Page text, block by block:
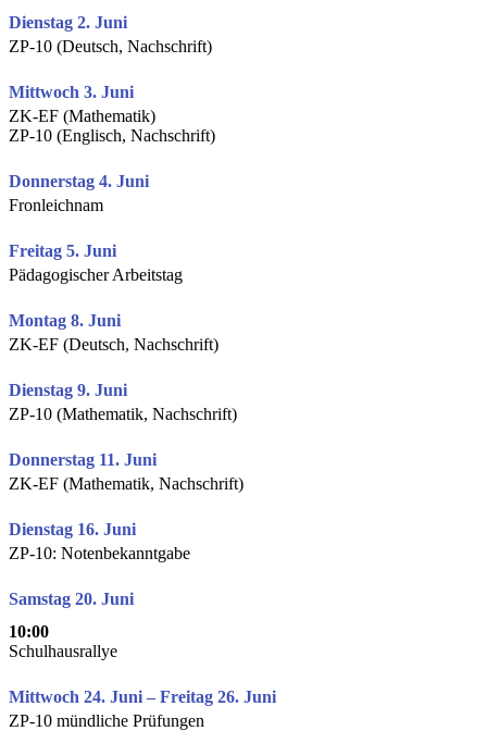
Dienstag 2. Juni
ZP-10 (Deutsch, Nachschrift)
Mittwoch 3. Juni
ZK-EF (Mathematik)
ZP-10 (Englisch, Nachschrift)
Donnerstag 4. Juni
Fronleichnam
Freitag 5. Juni
Pädagogischer Arbeitstag
Montag 8. Juni
ZK-EF (Deutsch, Nachschrift)
Dienstag 9. Juni
ZP-10 (Mathematik, Nachschrift)
Donnerstag 11. Juni
ZK-EF (Mathematik, Nachschrift)
Dienstag 16. Juni
ZP-10: Notenbekanntgabe
Samstag 20. Juni
10:00
Schulhausrallye
Mittwoch 24. Juni – Freitag 26. Juni
ZP-10 mündliche Prüfungen